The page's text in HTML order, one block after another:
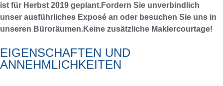
ist für Herbst 2019 geplant.Fordern Sie unverbindlich
unser ausführliches Exposé an oder besuchen Sie uns in
unseren Büroräumen.Keine zusätzliche Maklercourtage!
EIGENSCHAFTEN UND
ANNEHMLICHKEITEN